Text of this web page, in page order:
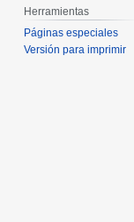
Herramientas
Páginas especiales
Versión para imprimir